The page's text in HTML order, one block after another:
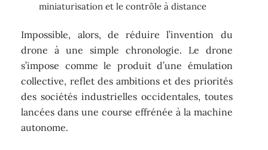
miniaturisation et le contrôle à distance
Impossible, alors, de réduire l’invention du
drone à une simple chronologie. Le drone
s’impose comme le produit d’une émulation
collective, reflet des ambitions et des priorités
des sociétés industrielles occidentales, toutes
lancées dans une course effrénée à la machine
autonome.